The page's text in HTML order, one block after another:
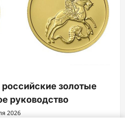
золотые
руководство
2026